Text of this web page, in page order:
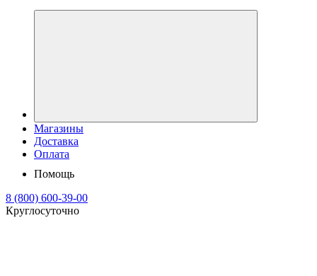
Магазины
Доставка
Оплата
Помощь
8 (800) 600-39-00
Круглосуточно